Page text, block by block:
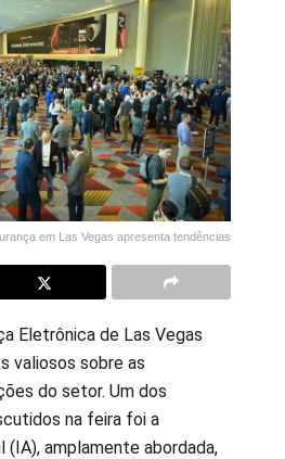
em Las Vegas apresenta tendências
Eletrônica de Las Vegas
valiosos sobre as
do setor. Um dos
na feira foi a
amplamente abordada,